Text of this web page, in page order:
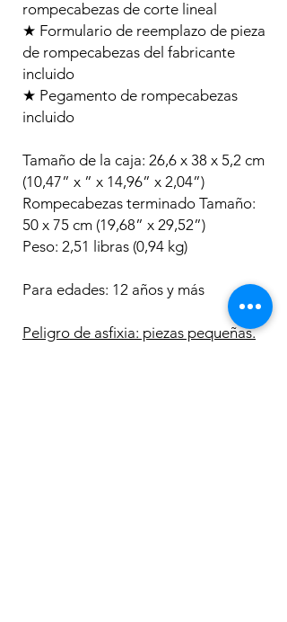
rompecabezas de corte lineal
★ Formulario de reemplazo de pieza
de rompecabezas del fabricante
incluido
★ Pegamento de rompecabezas
incluido
Tamaño de la caja: 26,6 x 38 x 5,2 cm
(10,47” x ” x 14,96” x 2,04”)
Rompecabezas terminado Tamaño:
50 x 75 cm (19,68” x 29,52”)
Peso: 2,51 libras (0,94 kg)
Para edades: 12 años y más
Peligro de asfixia: piezas pequeñas.